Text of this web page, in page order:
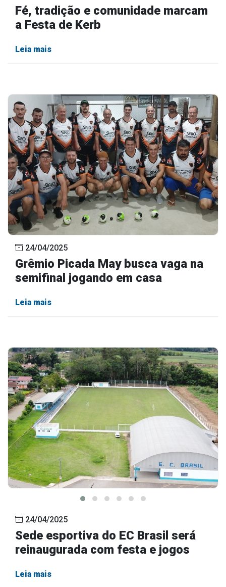
Fé, tradição e comunidade marcam
a Festa de Kerb
Leia mais
24/04/2025
Grêmio Picada May busca vaga na
semifinal jogando em casa
Leia mais
24/04/2025
Sede esportiva do EC Brasil será
reinaugurada com festa e jogos
Leia mais